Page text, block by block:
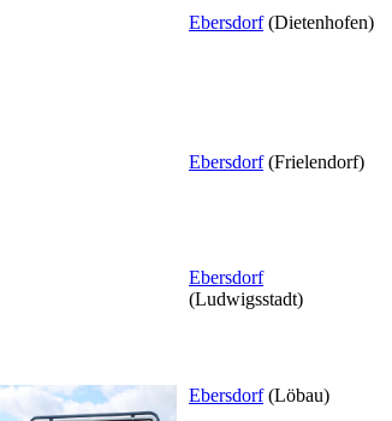
Ebersdorf(Dietenhofen)
Ebersdorf(Frielendorf)
Ebersdorf
(Ludwigsstadt)
Ebersdorf(Löbau)